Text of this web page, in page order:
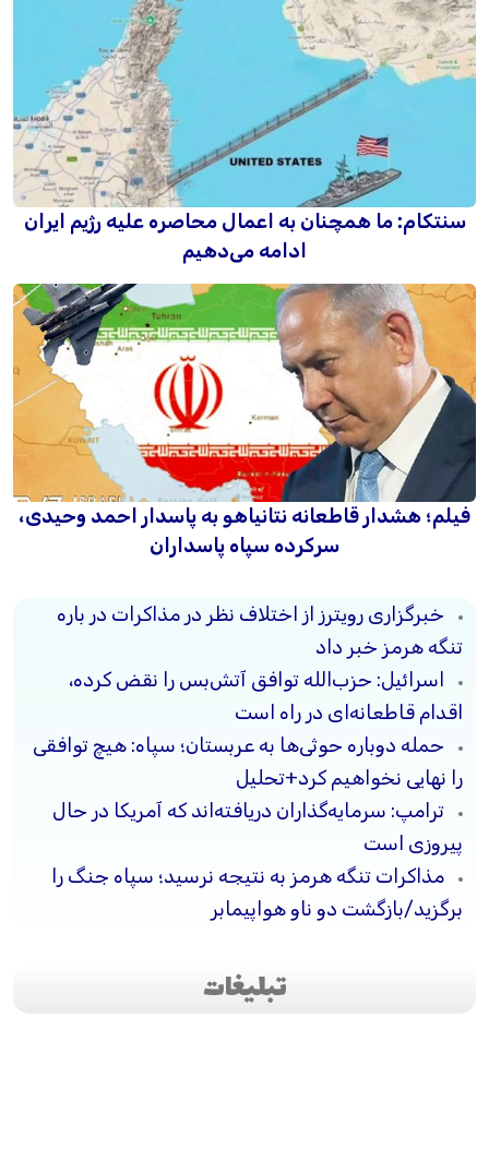
سنتکام: ما همچنان به اعمال محاصره علیه رژیم ایران
ادامه می‌دهیم
فیلم؛ هشدار قاطعانه نتانیاهو به پاسدار احمد وحیدی،
سرکرده سپاه پاسداران
خبرگزاری رویترز از اختلاف نظر در مذاکرات در باره
تنگه هرمز خبر داد
اسرائیل: حزب‌الله توافق آتش‌بس را نقض کرده،
اقدام قاطعانه‌ای در راه است
حمله دوباره حوثی‌ها به عربستان؛ سپاه: هیچ توافقی
را نهایی نخواهیم کرد+تحلیل
ترامپ: سرمایه‌گذاران دریافته‌اند که آمریکا در حال
پیروزی است
مذاکرات تنگه هرمز به نتیجه نرسید؛ سپاه جنگ را
برگزید/بازگشت دو ناو هواپیمابر
تبلیغات